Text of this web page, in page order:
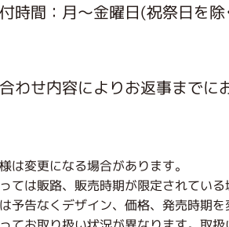
時間：月〜金曜日(祝祭日を
わせ内容によりお返事までに
は変更になる場合があります。
ては販路、販売時期が限定されてい
予告なくデザイン、価格、発売時期